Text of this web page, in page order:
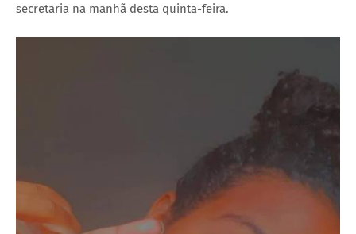
secretaria na manhã desta quinta-feira.